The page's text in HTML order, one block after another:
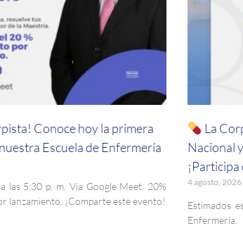
Conoce hoy la primera
Escuela de Enfermería
las 5:30 p. m. Vía Google Meet. 20%
lanzamiento. ¡Comparte este evento!
La
Nacional
4 agosto, 2026
Estimados
Enfermería.